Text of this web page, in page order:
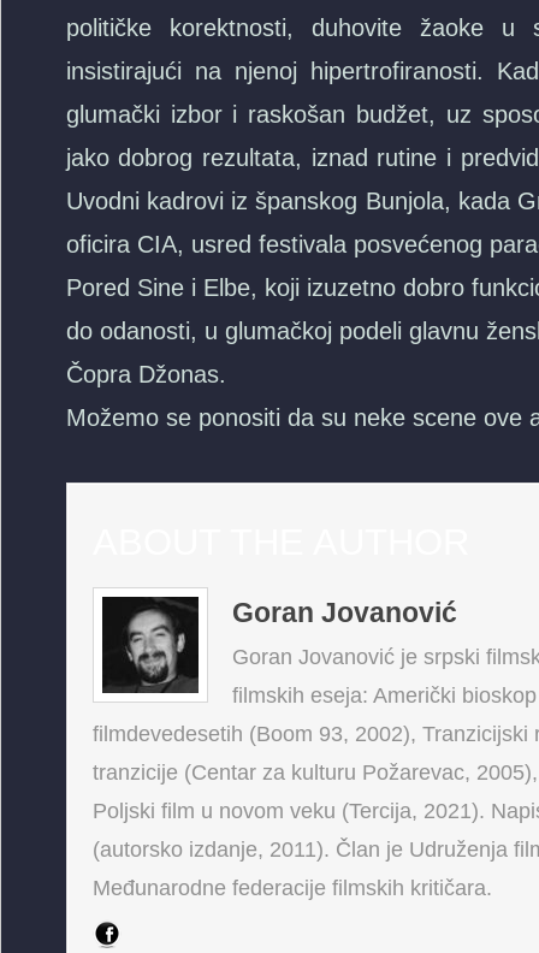
političke korektnosti, duhovite žaoke u
insistirajući na njenoj hipertrofiranosti.
glumački izbor i raskošan budžet, uz
jako dobrog rezultata, iznad rutine i
Uvodni kadrovi iz španskog Bunjola, kada
oficira CIA, usred festivala posvećenog
Pored Sine i Elbe, koji izuzetno dobro
do odanosti, u glumačkoj podeli glavnu
Čopra Džonas.
Možemo se ponositi da su neke scene ove
Goran Jovanović
Goran Jovanović je srpski
filmskih eseja: Američki
filmdevedesetih (Boom 93, 2002),
tranzicije (Centar za kulturu Požarevac,
Poljski film u novom veku (Tercija, 2021).
(autorsko izdanje, 2011). Član je Udruženja
Međunarodne federacije filmskih kritičara.